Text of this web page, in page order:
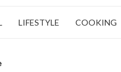
LIFESTYLE COOKING